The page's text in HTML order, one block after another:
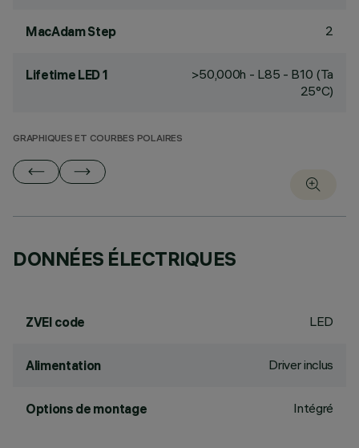
MacAdam Step 2
Lifetime LED 1
>50,000h - L85 - B10 (Ta
25°C)
GRAPHIQUES ET COURBES POLAIRES
DONNÉES ÉLECTRIQUES
ZVEI code LED
Alimentation Driver inclus
Options de montage Intégré